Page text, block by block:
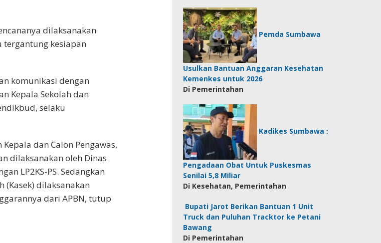
dilaksanakan
tergantung kesiapan
komunikasi dengan
Kepala Sekolah dan
selaku
dan Calon Pengawas,
dilaksanakan oleh Dinas
LP2KS-PS. Sedangkan
(Kasek) dilaksanakan
dari APBN, tutup
Pemda Sumbawa
Usulkan Bantuan Anggaran Kesehatan
Kemenkes untuk 2026
Di Pemerintahan
Kadikes Sumbawa :
Pengadaan Obat Untuk Puskesmas
Senilai 5,8 Miliar
Di Kesehatan, Pemerintahan
Bupati Jarot Berikan Bantuan 1 Unit
Truck dan Puluhan Tracktor ke Petani
Bawang
Di Pemerintahan